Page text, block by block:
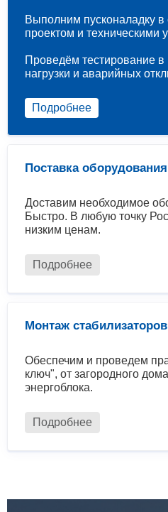
Поставка оборудования
Доставим необходимое
Быстро. В любую точку
низким ценам.
Подробнее
Монтаж стабилизаторов
Обеспечим и проведем
ключ", от загородного
энергоблока.
Подробнее
Выполним пусконаладку в
проектом и техническими
Проведём тестирование
нагрузки и аварийных
Подробнее